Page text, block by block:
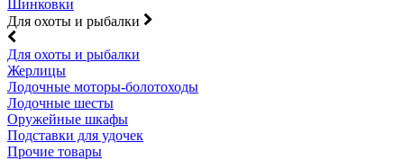
Шинковки
Для охоты и рыбалки
Для охоты и рыбалки
Жерлицы
Лодочные моторы-болотоходы
Лодочные шесты
Оружейные шкафы
Подставки для удочек
Прочие товары